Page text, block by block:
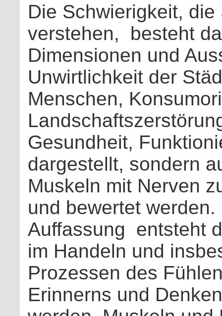
Die Schwierigkeit,
verstehen,
besteht
Dimensionen und
Unwirtlichkeit der
Menschen,
Gesundheit,
dargestellt, sondern
Muskeln mit Nerven
und bewertet werden.
Auffassung entsteht
im Handeln und
Prozessen des
Erinnerns und